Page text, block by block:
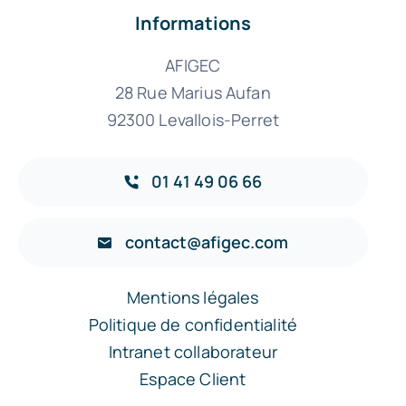
Informations
AFIGEC
28 Rue Marius Aufan
92300 Levallois-Perret
01 41 49 06 66
contact@afigec.com
Mentions légales
Politique de confidentialité
Intranet collaborateur
Espace Client